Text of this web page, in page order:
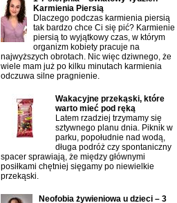
Karmienia Piersią
Dlaczego podczas karmienia piersią
tak bardzo chce Ci się pić? Karmienie
piersią to wyjątkowy czas, w którym
organizm kobiety pracuje na
najwyższych obrotach. Nic więc dziwnego, że
wiele mam już po kilku minutach karmienia
odczuwa silne pragnienie.
Wakacyjne przekąski, które
warto mieć pod ręką
Latem rzadziej trzymamy się
sztywnego planu dnia. Piknik w
parku, popołudnie nad wodą,
długa podróż czy spontaniczny
spacer sprawiają, że między głównymi
posiłkami chętniej sięgamy po niewielkie
przekąski.
Neofobia żywieniowa u dzieci – 3